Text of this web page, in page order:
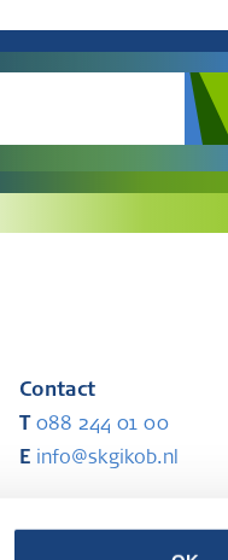
Contact
088 244 01 00
Einfo@skgikob.nl
Partners